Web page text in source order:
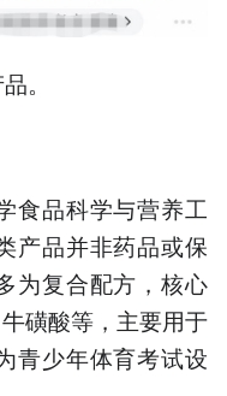
。
食品科学与营养工
产品并非药品或保
为复合配方，核心
磺酸等，主要用于
青少年体育考试设